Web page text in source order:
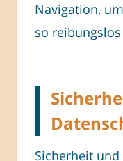
Navigation,
so
Sicherheit